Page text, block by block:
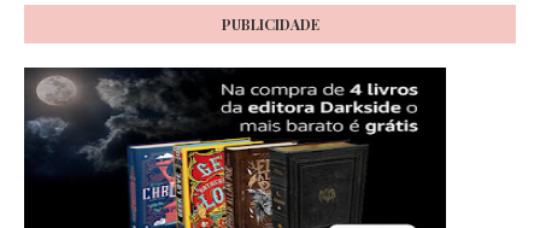
PUBLICIDADE